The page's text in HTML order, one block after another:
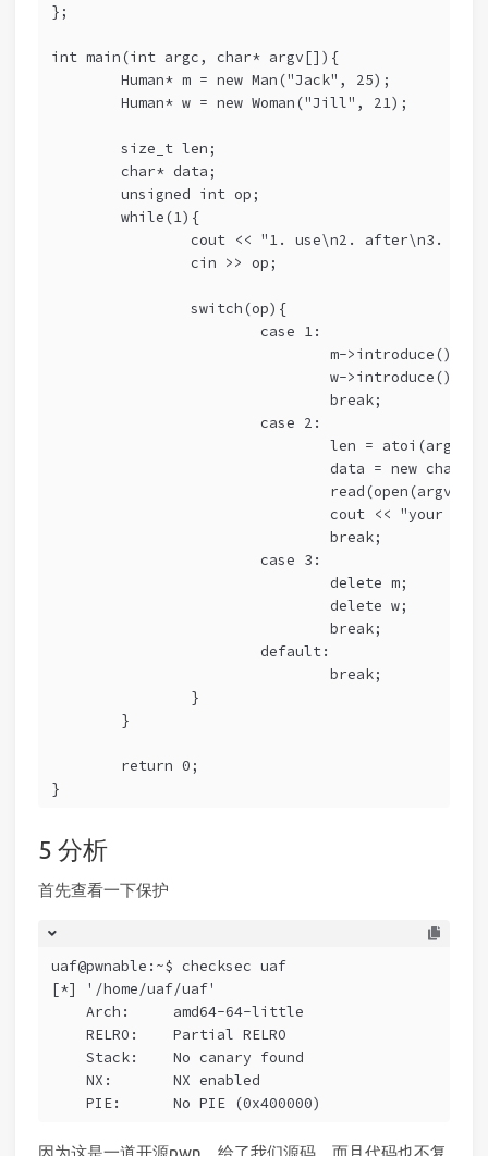
};
int main(int argc, char* argv[]){
        Human* m = new Man("Jack", 25);
        Human* w = new Woman("Jill", 21);
        size_t len;
        char* data;
        unsigned int op;
        while(1){
cout << "1. use\n2. after\n3.
                cin >> op;
                switch(op){
                        case 1:
                                m->introduce();
                                w->introduce();
                                break;
                        case 2:
len =
data = new
cout << "your
                                break;
                        case 3:
                                delete m;
                                delete w;
                                break;
                        default:
                                break;
                }
        }
        return 0;
}
分析
首先查看一下保护
uaf@pwnable:~$ checksec uaf
[*] '/home/uaf/uaf'
    Arch:     amd64-64-little
    RELRO:    Partial RELRO
    Stack:    No canary found
    NX:       NX enabled
    PIE:      No PIE (0x400000)
因为这是一道开源pwn，给了我们源码，而且代码也不复